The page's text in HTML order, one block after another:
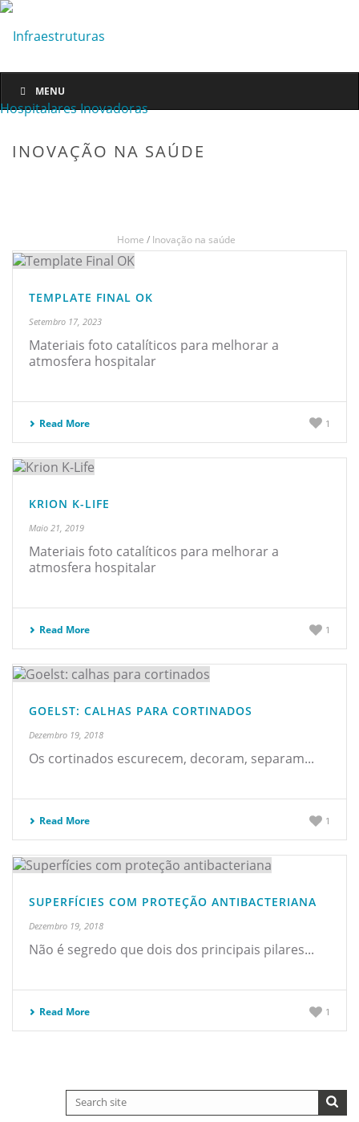
MENU
INOVAÇÃO NA SAÚDE
Home / Inovação na saúde
TEMPLATE FINAL OK
Setembro 17, 2023
Materiais foto catalíticos para melhorar a
atmosfera hospitalar
Read More 1
KRION K-LIFE
Maio 21, 2019
Materiais foto catalíticos para melhorar a
atmosfera hospitalar
Read More 1
GOELST: CALHAS PARA CORTINADOS
Dezembro 19, 2018
Os cortinados escurecem, decoram, separam...
Read More 1
SUPERFÍCIES COM PROTEÇÃO ANTIBACTERIANA
Dezembro 19, 2018
Não é segredo que dois dos principais pilares...
Read More 1